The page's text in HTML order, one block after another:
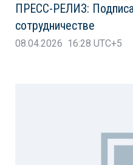
ПРЕСС-РЕЛИЗ:
сотрудничестве
08.04.2026 16:28 UTC+5